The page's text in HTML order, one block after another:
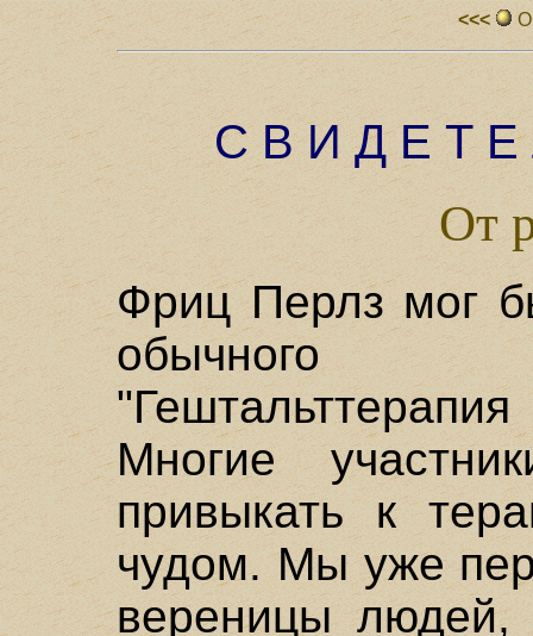
<<<
С В И Д Е Т
От
Фриц Перлз мог
обычного
Многие
привыкать к
чудом. Мы уже
вереницы людей,